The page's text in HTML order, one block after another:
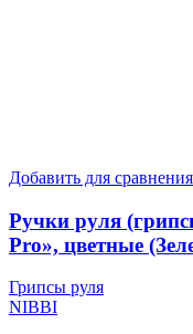
Добавить для сравнения
Ручки руля
Pro», цветные
Грипсы руля
NIBBI